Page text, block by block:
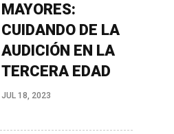
MAYORES:
CUIDANDO DE LA
AUDICIÓN EN LA
TERCERA EDAD
JUL 18, 2023